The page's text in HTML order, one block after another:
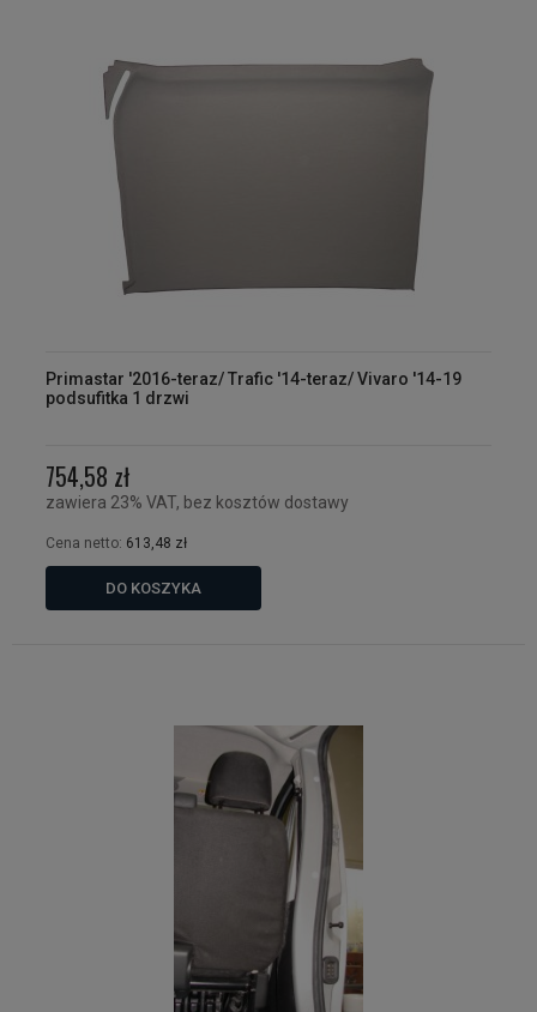
Primastar '2016-teraz/ Trafic '14-teraz/ Vivaro '14-19
podsufitka 1 drzwi
754,58 zł
zawiera 23% VAT, bez kosztów dostawy
Cena netto: 613,48 zł
DO KOSZYKA